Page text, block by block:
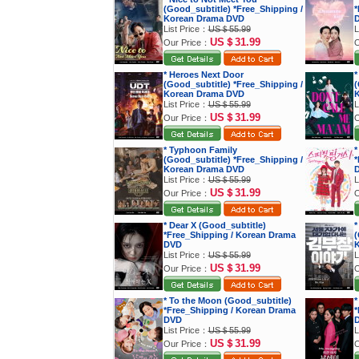
(Good_subtitle) *Free_Shipping /
Korean Drama DVD
List Price：US＄55.99
Our Price： US＄31.99
* Heroes Next Door
(Good_subtitle) *Free_Shipping /
Korean Drama DVD
List Price：US＄55.99
Our Price： US＄31.99
*
* Typhoon Family
(Good_subtitle) *Free_Shipping /
Korean Drama DVD
List Price：US＄55.99
Our Price： US＄31.99
* Dear X (Good_subtitle)
*Free_Shipping / Korean Drama
DVD
List Price：US＄55.99
Our Price： US＄31.99
*
* To the Moon (Good_subtitle)
*Free_Shipping / Korean Drama
DVD
List Price：US＄55.99
Our Price： US＄31.99